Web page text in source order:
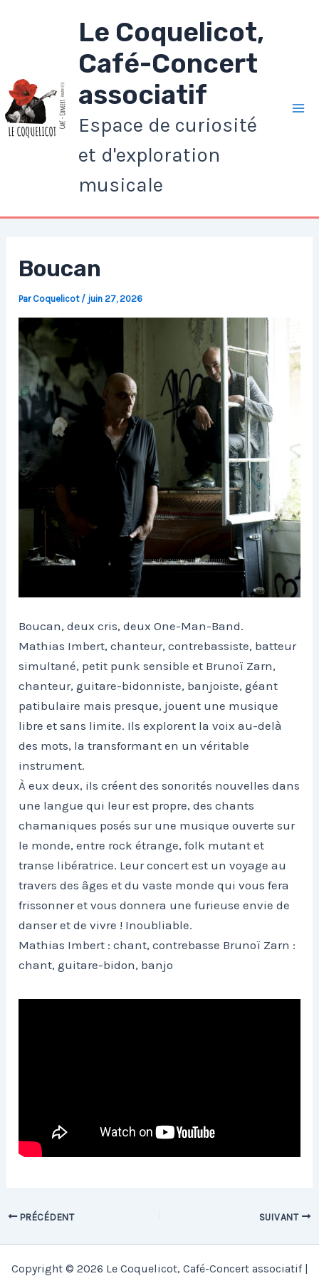
Le Coquelicot,
Café-Concert
associatif
Espace de curiosité
et d'exploration
musicale
Boucan
Par Coquelicot / juin 27, 2026
Boucan, deux cris, deux One-Man-Band.
Mathias Imbert, chanteur, contrebassiste, batteur
simultané, petit punk sensible et Brunoï Zarn,
chanteur, guitare-bidonniste, banjoiste, géant
patibulaire mais presque, jouent une musique
libre et sans limite. Ils explorent la voix au-delà
des mots, la transformant en un véritable
instrument.
À eux deux, ils créent des sonorités nouvelles dans
une langue qui leur est propre, des chants
chamaniques posés sur une musique ouverte sur
le monde, entre rock étrange, folk mutant et
transe libératrice. Leur concert est un voyage au
travers des âges et du vaste monde qui vous fera
frissonner et vous donnera une furieuse envie de
danser et de vivre ! Inoubliable.
Mathias Imbert : chant, contrebasse Brunoï Zarn :
chant, guitare-bidon, banjo
PRÉCÉDENT SUIVANT
Copyright © 2026 Le Coquelicot, Café-Concert associatif |